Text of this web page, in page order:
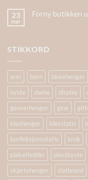
23
mar
Forny butikken
STIKKORD
arm barn blusehenger
byste
dame display
genserhenger
gine
kleshenger
klesstativ
konfeksjonsstativ
krok
plakatholder
plastbyste
skjørtehenger
slatboard